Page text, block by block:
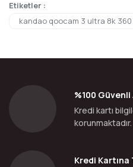
Etiketler :
kandao qoocam 3 ultra 8k
%100 Güvenli
Kredi kartı
korunmaktadır.
Kredi Kartına